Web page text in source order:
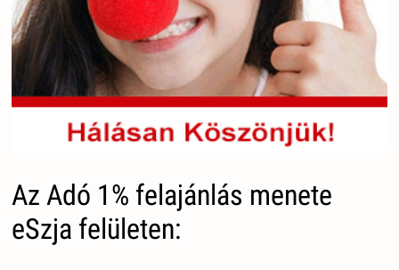
Az Adó 1% felajánlás menete
eSzja felületen: